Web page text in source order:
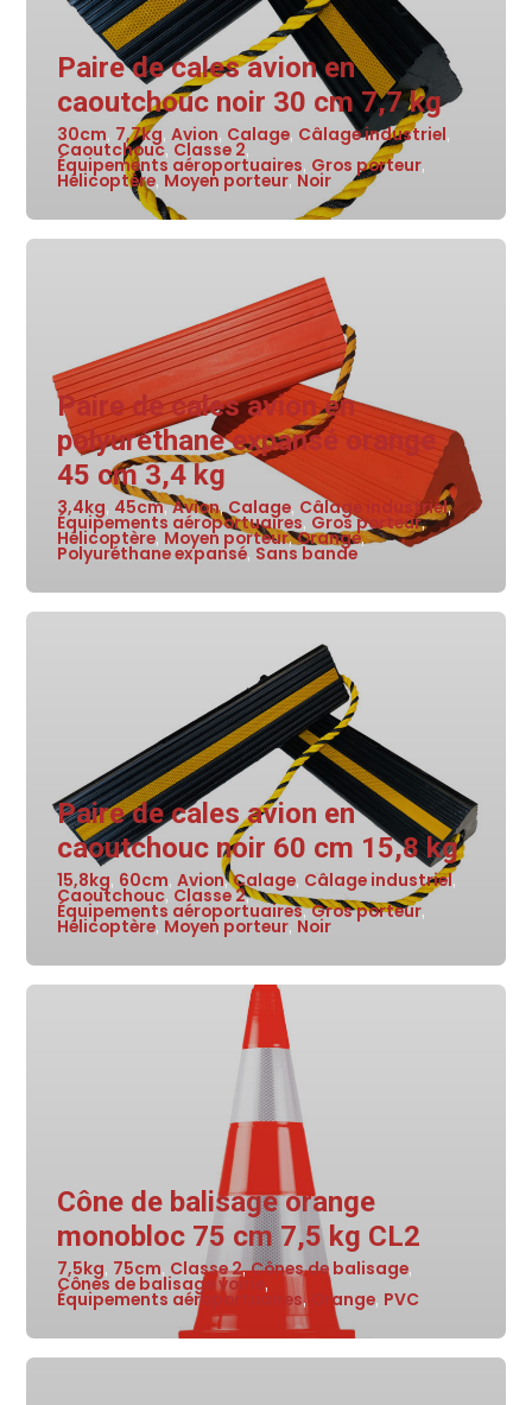
Paire de cales avion en
caoutchouc noir 30 cm 7,7 kg
30cm, 7,7kg, Avion, Calage, Câlage industriel,
Caoutchouc, Classe 2,
Équipements aéroportuaires, Gros porteur,
Hélicoptère, Moyen porteur, Noir
Paire de cales avion en
polyuréthane expansé orange
45 cm 3,4 kg
3,4kg, 45cm,Avion, Calage, Câlage industriel,
Équipements aéroportuaires, Gros porteur,
Hélicoptère, Moyen porteur,Orange,
Polyuréthane expansé, Sans bande
Paire de cales avion en
caoutchouc noir 60 cm 15,8 kg
15,8kg, 60cm, Avion,Calage, Câlage industriel,
Caoutchouc, Classe 2,
Équipements aéroportuaires,Gros porteur,
Hélicoptère, Moyen porteur, Noir
Cône de balisage orange
monobloc 75 cm 7,5 kg CL2
7,5kg, 75cm, Classe 2,Cônes de balisage,
Cônes de balisage voirie,
Équipements aéroportuaires, Orange, PVC